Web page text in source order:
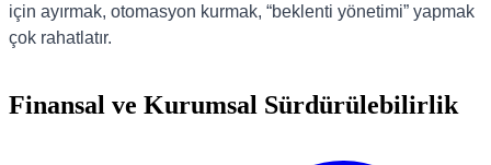
için ayırmak, otomasyon kurmak, “beklenti yönetimi” yapmak
çok rahatlatır.
Finansal ve Kurumsal Sürdürülebilirlik